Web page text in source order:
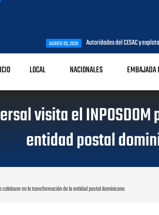
Autoridades del CESAC y explotadores de
LOCAL NACIONALES EMBAJADA
visita el
entidad postal
colaborar en la transformación de la entidad postal dominicana